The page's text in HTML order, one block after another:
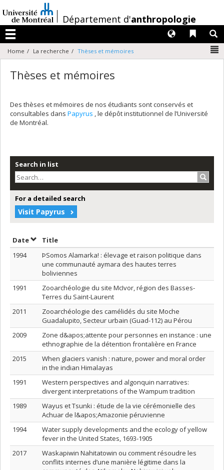
au
contenu
/Département d'anthropologie
Menu
Liens
Langues
Home La recherche Thèses et mémoires
Thèses et mémoires
Des thèses et mémoires de nos étudiants sont conservés et
consultables dans Papyrus , le dépôt institutionnel de l’Université
de Montréal.
Search in list
For a detailed search
Visit Papyrus
DateSort by date in descending order
Title
1994
ÞSomos Alamarka! : élevage et raison politique dans
une communauté aymara des hautes terres
boliviennes
1991
Zooarchéologie du site McIvor, région des Basses-
Terres du Saint-Laurent
2011
Zooarchéologie des camélidés du site Moche
Guadalupito, Secteur urbain (Guad-112) au Pérou
2009
Zone d&apos;attente pour personnes en instance : une
ethnographie de la détention frontalière en France
2015
When glaciers vanish : nature, power and moral order
in the indian Himalayas
1991
Western perspectives and algonquin narratives:
divergent interpretations of the Wampum tradition
1989
Wayus et Tsunki : étude de la vie cérémonielle des
Achuar de l&apos;Amazonie péruvienne
1994
Water supply developments and the ecology of yellow
fever in the United States, 1693-1905
2017
Waskapiwin Nahitatowin ou comment résoudre les
conflits internes d’une manière légitime dans la